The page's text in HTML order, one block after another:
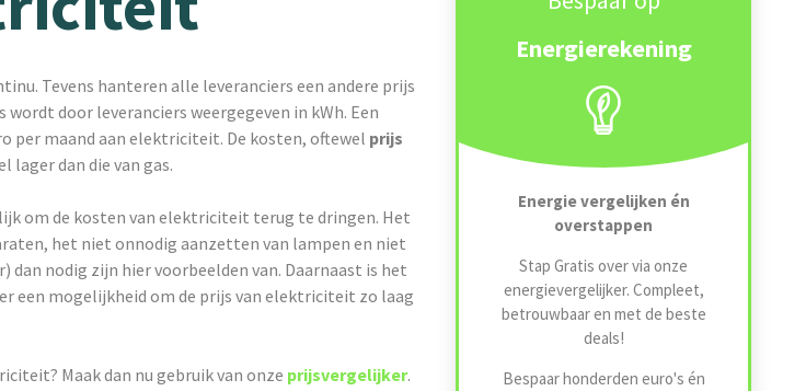
Energierekening
Energie vergelijken én
overstappen
Stap Gratis over via onze
energievergelijker. Compleet,
betrouwbaar en met de beste
deals!
Bespaar honderden euro's én
Tevens hanteren alle leveranciers een andere prijs
door leveranciers weergegeven in kWh. Een
per maand aan elektriciteit. De kosten, oftewel prijs
lager dan die van gas.
om de kosten van elektriciteit terug te dringen. Het
het niet onnodig aanzetten van lampen en niet
nodig zijn hier voorbeelden van. Daarnaast is het
een mogelijkheid om de prijs van elektriciteit zo laag
Maak dan nu gebruik van onze prijsvergelijker.